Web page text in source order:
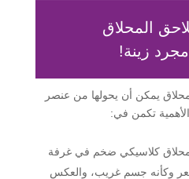
المحلاق
زينة!
يمكن أن يحولها من عنصر
تكمن في:
كلاسيكي ضخم في غرفة
وكأنه جسم غريب، والعكس